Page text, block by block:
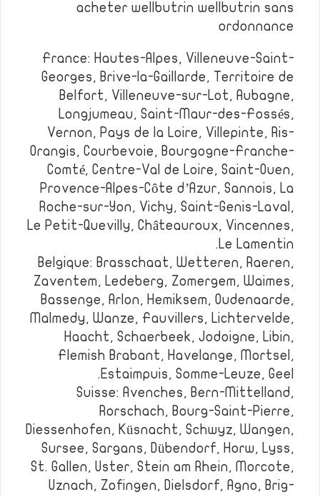
acheter wellbutrin wellbutrin sans
ordonnance
France: Hautes-Alpes, Villeneuve-Saint-
Georges, Brive-la-Gaillarde, Territoire de
Belfort, Villeneuve-sur-Lot, Aubagne,
Longjumeau, Saint-Maur-des-Fossés,
Vernon, Pays de la Loire, Villepinte, Ris-
Orangis, Courbevoie, Bourgogne-Franche-
Comté, Centre-Val de Loire, Saint-Ouen,
Provence-Alpes-Côte d’Azur, Sannois, La
Roche-sur-Yon, Vichy, Saint-Genis-Laval,
Le Petit-Quevilly, Châteauroux, Vincennes,
Le Lamentin.
Belgique: Brasschaat, Wetteren, Raeren,
Zaventem, Ledeberg, Zomergem, Waimes,
Bassenge, Arlon, Hemiksem, Oudenaarde,
Malmedy, Wanze, Fauvillers, Lichtervelde,
Haacht, Schaerbeek, Jodoigne, Libin,
Flemish Brabant, Havelange, Mortsel,
Estaimpuis, Somme-Leuze, Geel.
Suisse: Avenches, Bern-Mittelland,
Rorschach, Bourg-Saint-Pierre,
Diessenhofen, Küsnacht, Schwyz, Wangen,
Sursee, Sargans, Dübendorf, Horw, Lyss,
St. Gallen, Uster, Stein am Rhein, Morcote,
Uznach, Zofingen, Dielsdorf, Agno, Brig-